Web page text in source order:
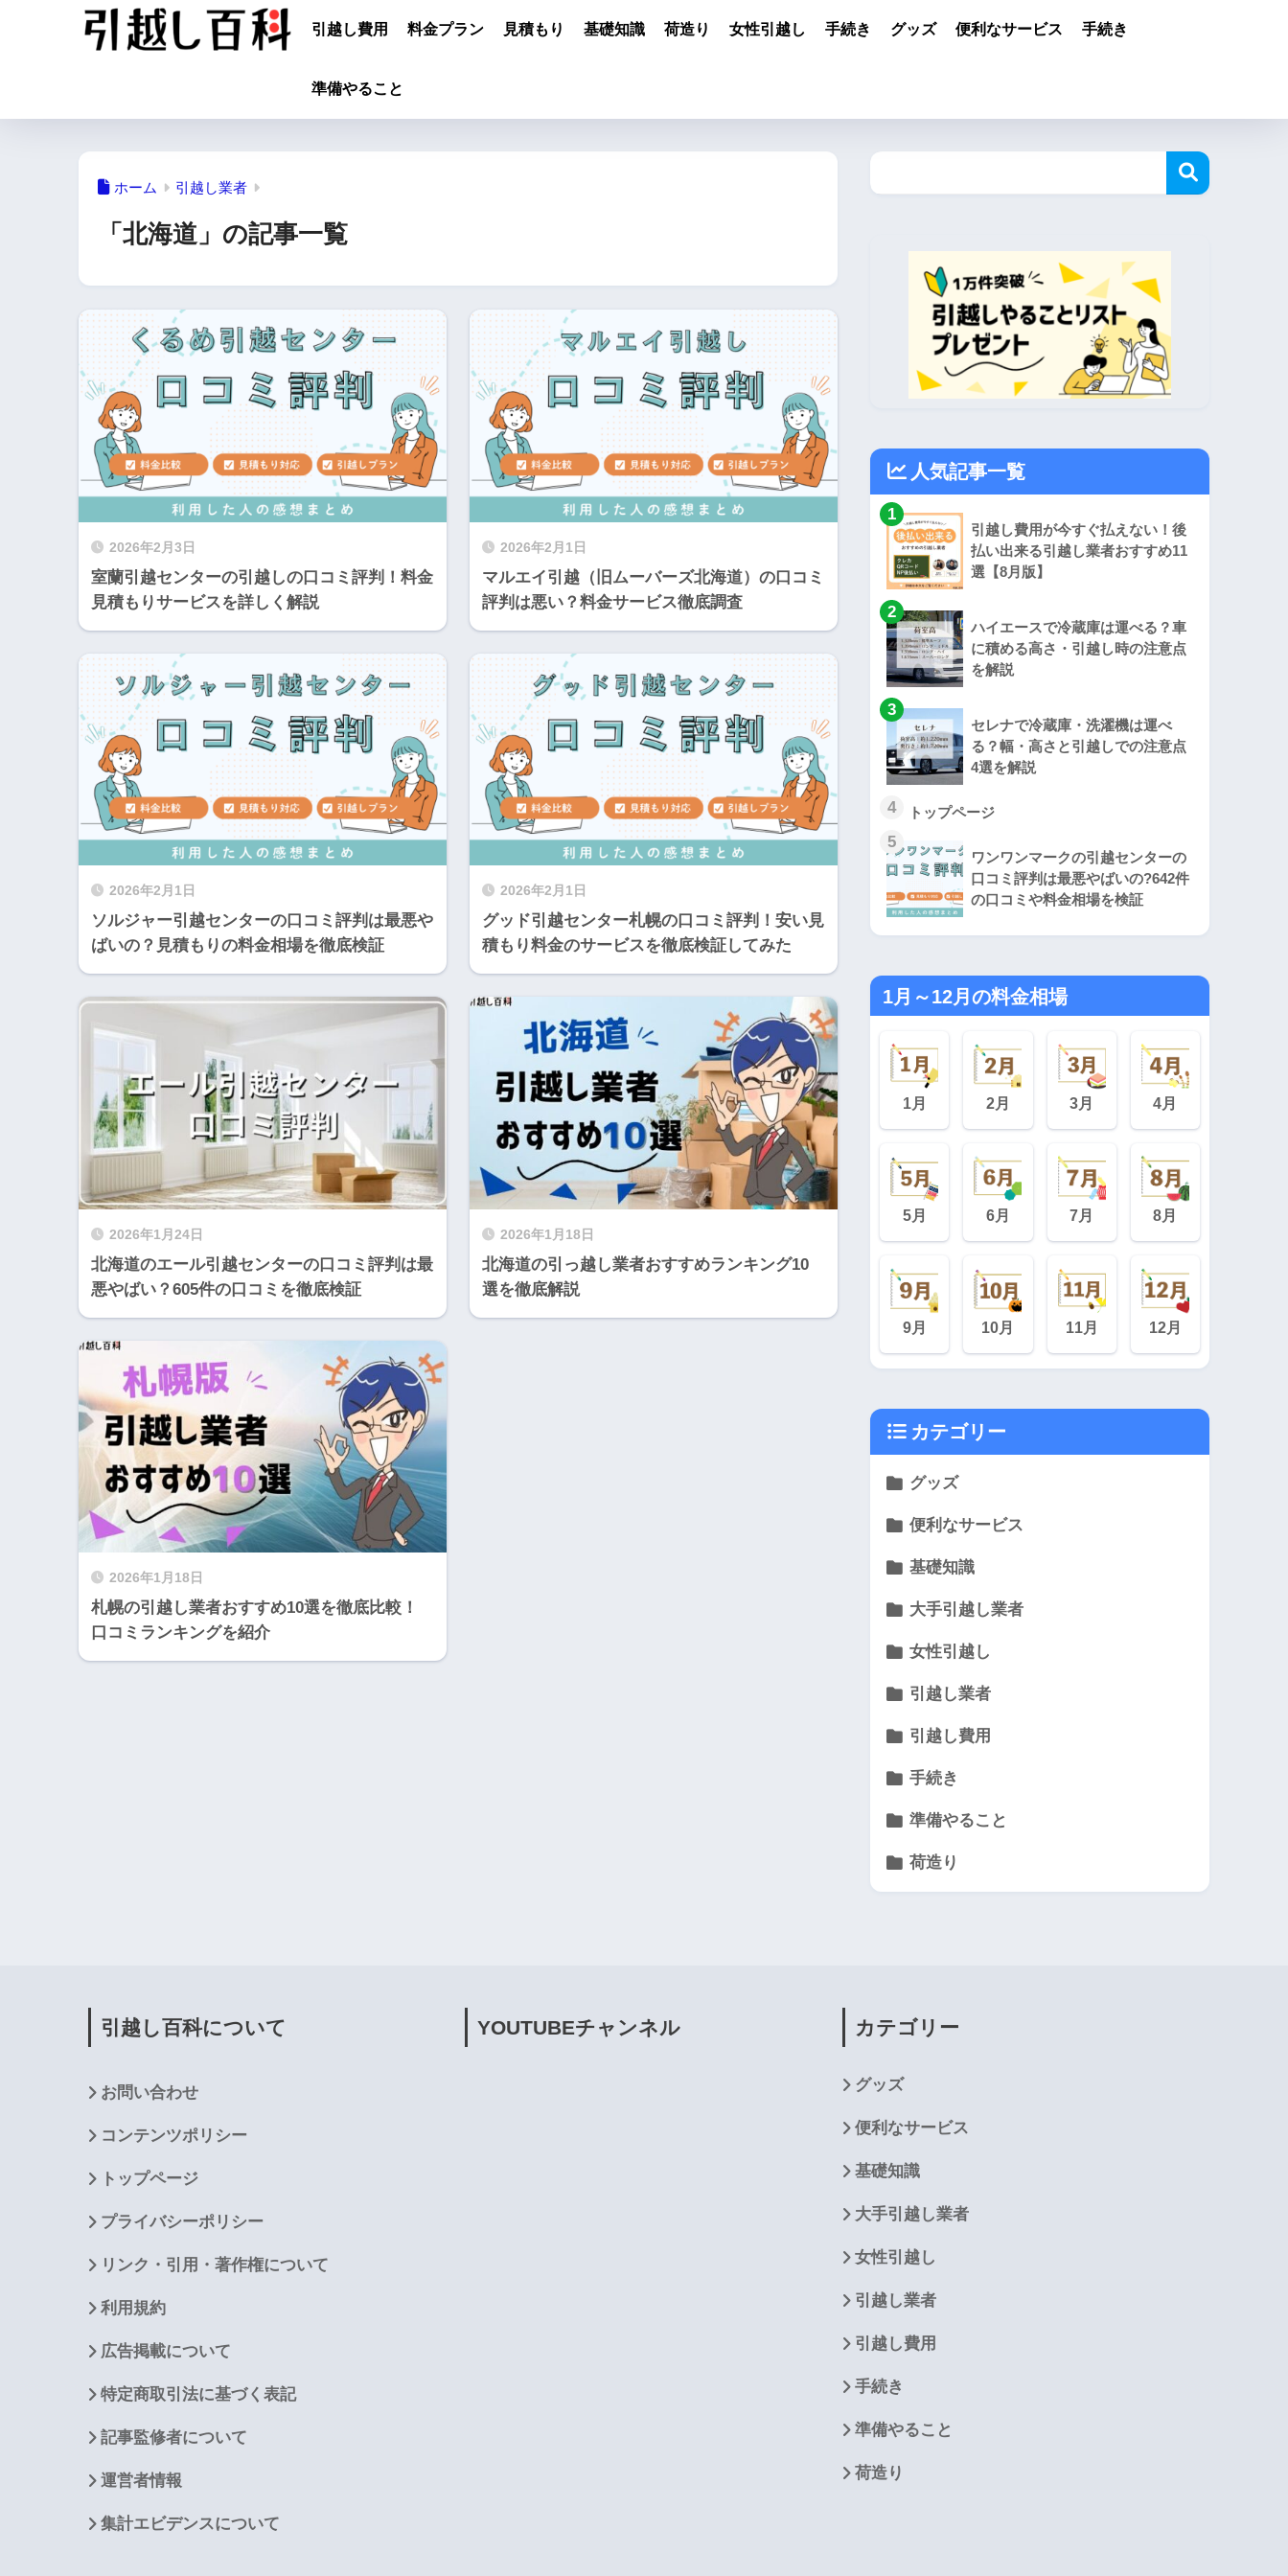
引越し費用 料金プラン 見積もり 基礎知識 荷造り 女性引越し 手続き グッズ 便利なサービス 手続き
準備やること
ホーム 引越し業者
「北海道」の記事一覧
2026年2月3日
室蘭引越センターの引越しの口コミ評判！料金
見積もりサービスを詳しく解説
2026年2月1日
マルエイ引越（旧ムーバーズ北海道）の口コミ
評判は悪い？料金サービス徹底調査
2026年2月1日
ソルジャー引越センターの口コミ評判は最悪や
ばいの？見積もりの料金相場を徹底検証
2026年2月1日
グッド引越センター札幌の口コミ評判！安い見
積もり料金のサービスを徹底検証してみた
2026年1月24日
北海道のエール引越センターの口コミ評判は最
悪やばい？605件の口コミを徹底検証
2026年1月18日
北海道の引っ越し業者おすすめランキング10
選を徹底解説
2026年1月18日
札幌の引越し業者おすすめ10選を徹底比較！
口コミランキングを紹介
人気記事一覧
1
引越し費用が今すぐ払えない！後
払い出来る引越し業者おすすめ11
選【8月版】
2
ハイエースで冷蔵庫は運べる？車
に積める高さ・引越し時の注意点
を解説
3
セレナで冷蔵庫・洗濯機は運べ
る？幅・高さと引越しでの注意点
4選を解説
4 トップページ
5
ワンワンマークの引越センターの
口コミ評判は最悪やばいの?642件
の口コミや料金相場を検証
1月～12月の料金相場
1月 2月 3月 4月
5月 6月 7月 8月
9月 10月 11月 12月
カテゴリー
グッズ
便利なサービス
基礎知識
大手引越し業者
女性引越し
引越し業者
引越し費用
手続き
準備やること
荷造り
引越し百科について
お問い合わせ
コンテンツポリシー
トップページ
プライバシーポリシー
リンク・引用・著作権について
利用規約
広告掲載について
特定商取引法に基づく表記
記事監修者について
運営者情報
集計エビデンスについて
YOUTUBEチャンネル カテゴリー
グッズ
便利なサービス
基礎知識
大手引越し業者
女性引越し
引越し業者
引越し費用
手続き
準備やること
荷造り